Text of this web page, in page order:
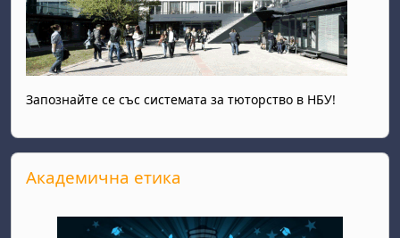
Запознайте се със системата за тюторство в НБУ!
Прескочи Академична етика
Академична етика